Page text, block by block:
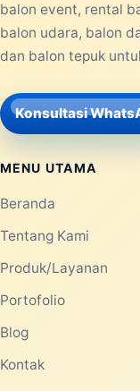
balon event, rental
balon udara, balon
dan balon tepuk
Konsultasi
MENU UTAMA
Beranda
Tentang Kami
Produk/Layanan
Portofolio
Blog
Kontak